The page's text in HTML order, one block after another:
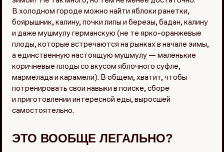
В холодном городе можно найти яблоки ранетки,
боярышник, калину, почки липы и березы, бадан, калину
и даже мушмулу германскую (не те ярко-оранжевые
плоды, которые встречаются на рынках в начале зимы,
а единственную настоящую мушмулу — маленькие
коричневые плоды со вкусом яблочного суфле,
мармелада и карамели). В общем, хватит, чтобы
потренировать свои навыки в поиске, сборе
и приготовлении интересной еды, выросшей
самостоятельно.
ЭТО ВООБЩЕ ЛЕГАЛЬНО?